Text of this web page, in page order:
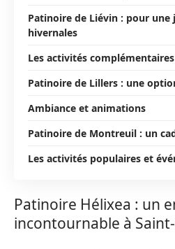
Patinoire de Liévin : pour une
hivernales
Les activités
Patinoire de Lillers : une
Ambiance et animations
Patinoire de Montreuil : un
Les activités populaires et
Patinoire Hélixea : un
incontournable à